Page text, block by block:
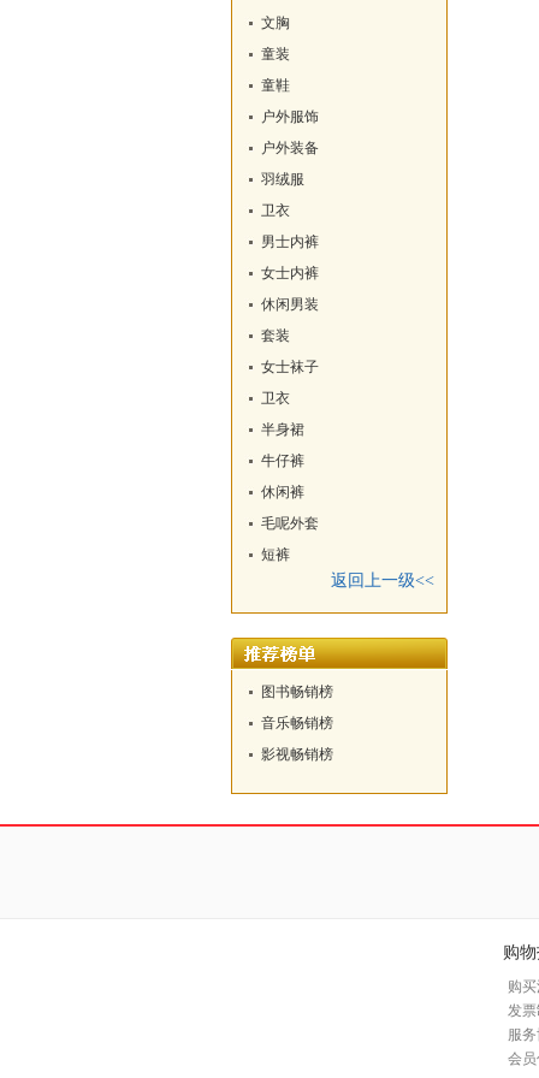
文胸
童装
童鞋
户外服饰
户外装备
羽绒服
卫衣
男士内裤
女士内裤
休闲男装
套装
女士袜子
卫衣
半身裙
牛仔裤
休闲裤
毛呢外套
短裤
返回上一级<<
图书畅销榜
音乐畅销榜
影视畅销榜
购
购
发
服
会